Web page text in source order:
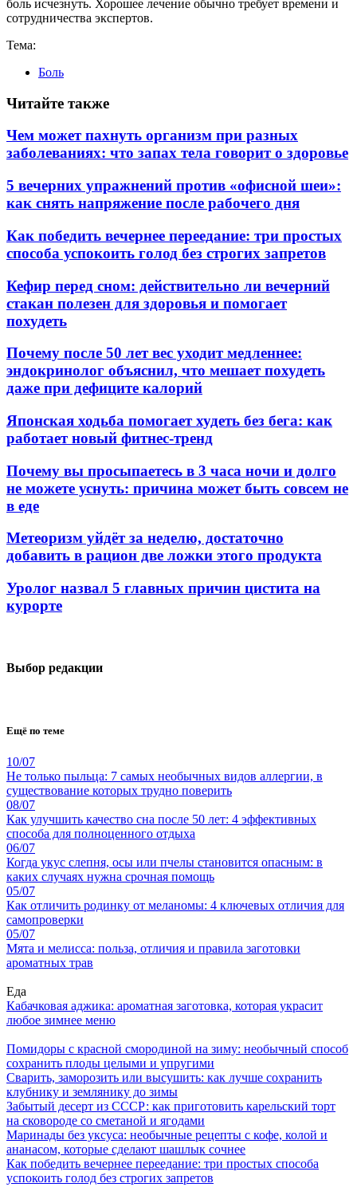
боль исчезнуть. Хорошее лечение обычно требует времени и
сотрудничества экспертов.
Тема:
Боль
Читайте также
Чем может пахнуть организм при разных
заболеваниях: что запах тела говорит о здоровье
5 вечерних упражнений против «офисной шеи»:
как снять напряжение после рабочего дня
Как победить вечернее переедание: три простых
способа успокоить голод без строгих запретов
Кефир перед сном: действительно ли вечерний
стакан полезен для здоровья и помогает
похудеть
Почему после 50 лет вес уходит медленнее:
эндокринолог объяснил, что мешает похудеть
даже при дефиците калорий
Японская ходьба помогает худеть без бега: как
работает новый фитнес-тренд
Почему вы просыпаетесь в 3 часа ночи и долго
не можете уснуть: причина может быть совсем не
в еде
Метеоризм уйдёт за неделю, достаточно
добавить в рацион две ложки этого продукта
Уролог назвал 5 главных причин цистита на
курорте
Выбор редакции
Ещё по теме
10/07
Не только пыльца: 7 самых необычных видов аллергии, в
существование которых трудно поверить
08/07
Как улучшить качество сна после 50 лет: 4 эффективных
способа для полноценного отдыха
06/07
Когда укус слепня, осы или пчелы становится опасным: в
каких случаях нужна срочная помощь
05/07
Как отличить родинку от меланомы: 4 ключевых отличия для
самопроверки
05/07
Мята и мелисса: польза, отличия и правила заготовки
ароматных трав
Еда
Кабачковая аджика: ароматная заготовка, которая украсит
любое зимнее меню
Помидоры с красной смородиной на зиму: необычный способ
сохранить плоды целыми и упругими
Сварить, заморозить или высушить: как лучше сохранить
клубнику и землянику до зимы
Забытый десерт из СССР: как приготовить карельский торт
на сковороде со сметаной и ягодами
Маринады без уксуса: необычные рецепты с кофе, колой и
ананасом, которые сделают шашлык сочнее
Как победить вечернее переедание: три простых способа
успокоить голод без строгих запретов